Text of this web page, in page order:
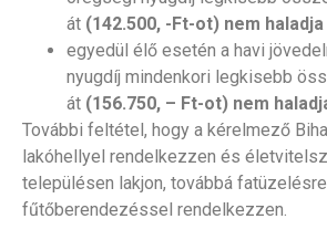
át (142.500, -Ft-ot) nem
egyedül élő esetén a havi
nyugdíj mindenkori legkisebb
át (156.750, – Ft-ot) nem
További feltétel, hogy a kérelmező
lakóhellyel rendelkezzen és
településen lakjon, továbbá
fűtőberendezéssel rendelkezzen.